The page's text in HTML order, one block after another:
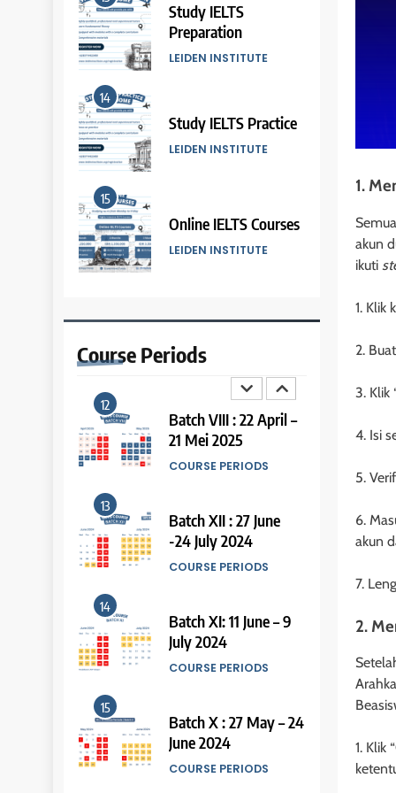
Study IELTS
Preparation
LEIDEN INSTITUTE
14
Study IELTS Practice
LEIDEN INSTITUTE
15
Online IELTS Courses
LEIDEN INSTITUTE
Online IELTS Course
LEIDEN INSTITUTE
17
Proofreading Service
18
Proofreading Service
LEIDEN INSTITUTE
19
Social Media of
Leiden Institute
LEIDEN INSTITUTE
20
Official IELTS Scores
LEIDEN INSTITUTE
Course Periods
Batch III: 9 Februari –
10 Maret 2026
COURSE PERIODS
9
Batch XVII: 10
September – 7
Oktober 2025
10
Batch XVI: 20
September 2025
Batch XV : 4 – 29
COURSE PERIODS
12
Batch VIII : 22 April –
21 Mei 2025
COURSE PERIODS
13
Batch XII : 27 June
-24 July 2024
COURSE PERIODS
14
Batch XI: 11 June – 9
July 2024
COURSE PERIODS
15
Batch X : 27 May – 24
June 2024
COURSE PERIODS
5
IELTS Listening
Syllabus
(Preparation)
COURSE SYLLABUS
44
Tipe-tipe Soal dalam
IELTS Writing Task 1
45
Mengenal 8 Jenis
Visual Data IELTS
Writing
46
Tips Tingkatkan
Score IELTS Kamu
47
Kesalahan Umum
Dalam Mengerjakan
Tes IELTS
1.
akun
ikuti
1. Klik
2.
3. Klik
4. Isi
5.
6.
akun
7.
2.
1. Klik